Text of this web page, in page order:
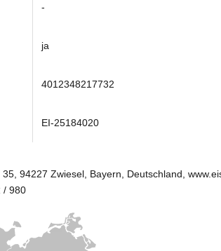
-
ja
4012348217732
EI-25184020
35, 94227 Zwiesel, Bayern, Deutschland,
/ 980